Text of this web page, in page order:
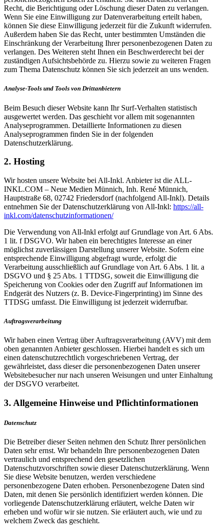
Recht, die Berichtigung oder Löschung dieser Daten zu verlangen.
Wenn Sie eine Einwilligung zur Datenverarbeitung erteilt haben,
können Sie diese Einwilligung jederzeit für die Zukunft widerrufen.
Außerdem haben Sie das Recht, unter bestimmten Umständen die
Einschränkung der Verarbeitung Ihrer personenbezogenen Daten zu
verlangen. Des Weiteren steht Ihnen ein Beschwerderecht bei der
zuständigen Aufsichtsbehörde zu. Hierzu sowie zu weiteren Fragen
zum Thema Datenschutz können Sie sich jederzeit an uns wenden.
Analyse-Tools und Tools von Drittanbietern
Beim Besuch dieser Website kann Ihr Surf-Verhalten statistisch
ausgewertet werden. Das geschieht vor allem mit sogenannten
Analyseprogrammen. Detaillierte Informationen zu diesen
Analyseprogrammen finden Sie in der folgenden
Datenschutzerklärung.
2. Hosting
Wir hosten unsere Website bei All-Inkl. Anbieter ist die ALL-
INKL.COM – Neue Medien Münnich, Inh. René Münnich,
Hauptstraße 68, 02742 Friedersdorf (nachfolgend All-Inkl). Details
entnehmen Sie der Datenschutzerklärung von All-Inkl: https://all-
inkl.com/datenschutzinformationen/
Die Verwendung von All-Inkl erfolgt auf Grundlage von Art. 6 Abs.
1 lit. f DSGVO. Wir haben ein berechtigtes Interesse an einer
möglichst zuverlässigen Darstellung unserer Website. Sofern eine
entsprechende Einwilligung abgefragt wurde, erfolgt die
Verarbeitung ausschließlich auf Grundlage von Art. 6 Abs. 1 lit. a
DSGVO und § 25 Abs. 1 TTDSG, soweit die Einwilligung die
Speicherung von Cookies oder den Zugriff auf Informationen im
Endgerät des Nutzers (z. B. Device-Fingerprinting) im Sinne des
TTDSG umfasst. Die Einwilligung ist jederzeit widerrufbar.
Auftragsverarbeitung
Wir haben einen Vertrag über Auftragsverarbeitung (AVV) mit dem
oben genannten Anbieter geschlossen. Hierbei handelt es sich um
einen datenschutzrechtlich vorgeschriebenen Vertrag, der
gewährleistet, dass dieser die personenbezogenen Daten unserer
Websitebesucher nur nach unseren Weisungen und unter Einhaltung
der DSGVO verarbeitet.
3. Allgemeine Hinweise und Pflichtinformationen
Datenschutz
Die Betreiber dieser Seiten nehmen den Schutz Ihrer persönlichen
Daten sehr ernst. Wir behandeln Ihre personenbezogenen Daten
vertraulich und entsprechend den gesetzlichen
Datenschutzvorschriften sowie dieser Datenschutzerklärung. Wenn
Sie diese Website benutzen, werden verschiedene
personenbezogene Daten erhoben. Personenbezogene Daten sind
Daten, mit denen Sie persönlich identifiziert werden können. Die
vorliegende Datenschutzerklärung erläutert, welche Daten wir
erheben und wofür wir sie nutzen. Sie erläutert auch, wie und zu
welchem Zweck das geschieht.